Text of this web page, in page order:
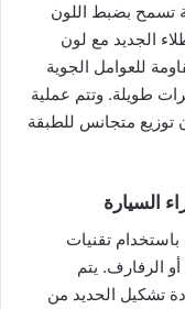
تسمح بضبط اللون
الجديد مع لون
للعوامل الجوية
طويلة. وتتم عملية
متجانس للطبقة
تقنيات
الرفارف. يتم
تشكيل الحديد من